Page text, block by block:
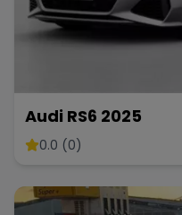
Audi RS6 2025
0.0 (0)